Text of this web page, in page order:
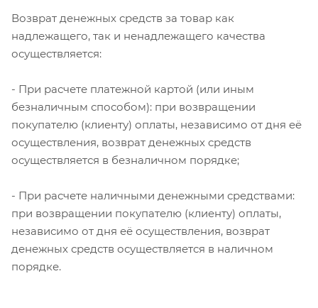
Возврат денежных средств за товар как
надлежащего, так и ненадлежащего качества
осуществляется:
- При расчете платежной картой (или иным
безналичным способом): при возвращении
покупателю (клиенту) оплаты, независимо от дня её
осуществления, возврат денежных средств
осуществляется в безналичном порядке;
- При расчете наличными денежными средствами:
при возвращении покупателю (клиенту) оплаты,
независимо от дня её осуществления, возврат
денежных средств осуществляется в наличном
порядке.